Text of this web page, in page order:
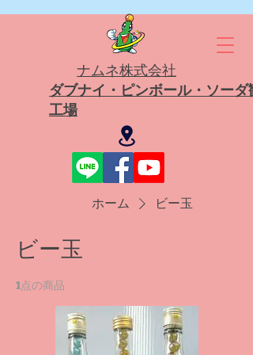
ナムネ株式会社
ダブナイ・ピンボール・ソーダ
工場
ホーム ビー玉
ビー玉
1点の商品